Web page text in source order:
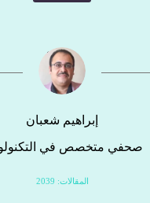
إبراهيم شعبان
صحفي متخصص في
المقالات: 2039